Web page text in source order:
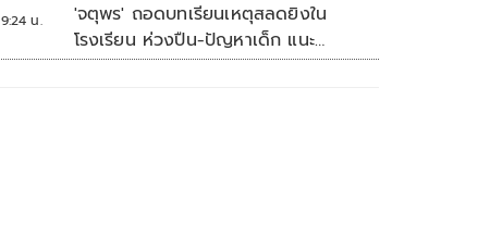
9:24 น.
'จตุพร' ถอดบทเรียนเหตุสลดยิงใน
โรงเรียน ห่วงปืน-ปัญหาเด็ก แนะ
ศธ.เร่งอุดช่องโหว่